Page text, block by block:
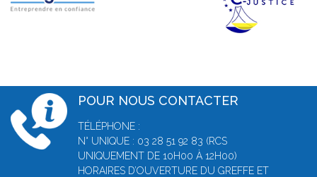
POUR NOUS CONTACTER
TÉLÉPHONE :
N° UNIQUE : 03 28 51 92 83 (RCS
UNIQUEMENT DE 10H00 À 12H00)
HORAIRES D’OUVERTURE DU GREFFE ET